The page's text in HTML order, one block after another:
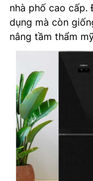
nhà phố cao
dụng mà còn
nâng tầm thẩm